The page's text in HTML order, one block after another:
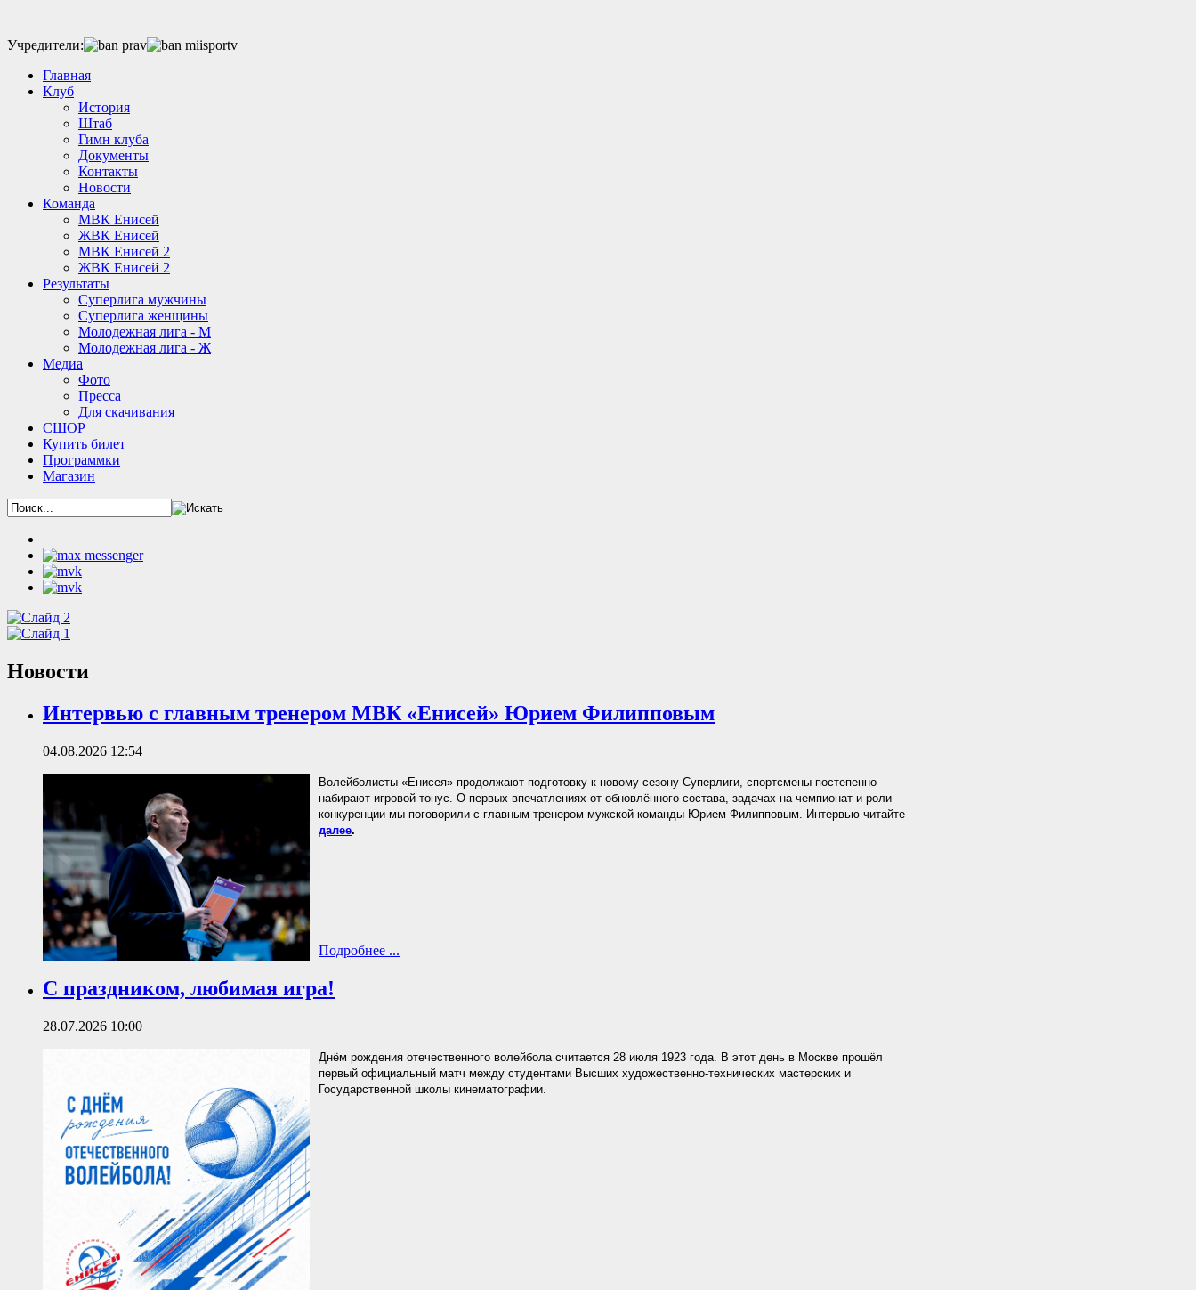
Учредители:
Главная
Клуб
История
Штаб
Гимн клуба
Документы
Контакты
Новости
Команда
МВК Енисей
ЖВК Енисей
МВК Енисей 2
ЖВК Енисей 2
Результаты
Суперлига мужчины
Суперлига женщины
Молодежная лига - М
Молодежная лига - Ж
Медиа
Фото
Пресса
Для скачивания
СШОР
Купить билет
Программки
Магазин
Новости
Интервью с главным тренером МВК «Енисей» Юрием Филипповым
04.08.2026 12:54
Волейболисты «Енисея» продолжают подготовку к новому сезону Суперлиги, спортсмены постепенно
набирают игровой тонус. О первых впечатлениях от обновлённого состава, задачах на чемпионат и роли
конкуренции мы поговорили с главным тренером мужской команды Юрием Филипповым. Интервью читайте
далее.
Подробнее ...
С праздником, любимая игра!
28.07.2026 10:00
Днём рождения отечественного волейбола считается 28 июля 1923 года. В этот день в Москве прошёл
первый официальный матч между студентами Высших художественно-технических мастерских и
Государственной школы кинематографии.